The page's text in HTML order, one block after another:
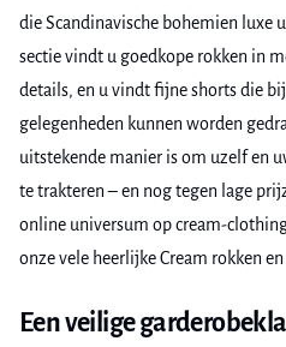
die Scandinavische bohemien luxe
sectie vindt u goedkope rokken in
details, en u vindt fijne shorts die
gelegenheden kunnen worden
uitstekende manier is om uzelf en
te trakteren – en nog tegen lage
online universum op cream-
onze vele heerlijke Cream rokken en
Een veilige